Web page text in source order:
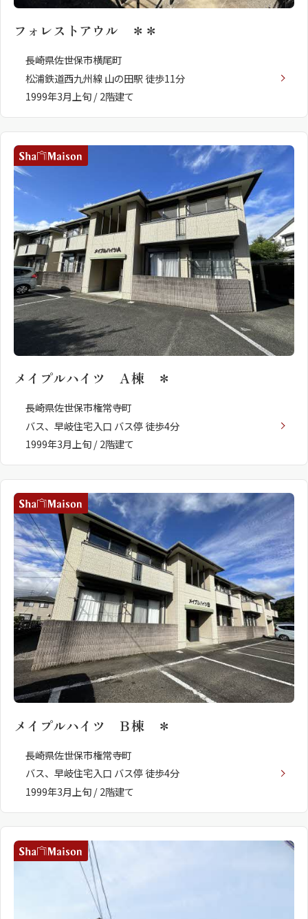
フォレストアウル ＊＊
長崎県佐世保市横尾町
松浦鉄道西九州線 山の田駅 徒歩11分
1999年3月上旬 / 2階建て
メイプルハイツ Ａ棟 ＊
長崎県佐世保市権常寺町
バス、早岐住宅入口 バス停 徒歩4分
1999年3月上旬 / 2階建て
メイプルハイツ Ｂ棟 ＊
長崎県佐世保市権常寺町
バス、早岐住宅入口 バス停 徒歩4分
1999年3月上旬 / 2階建て